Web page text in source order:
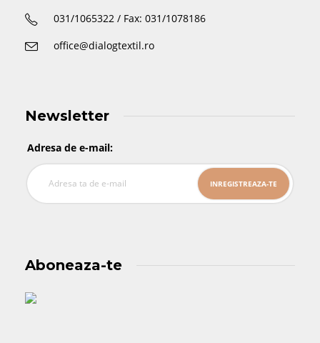
031/1065322 / Fax: 031/1078186
office@dialogtextil.ro
Newsletter
Adresa de e-mail:
Aboneaza-te